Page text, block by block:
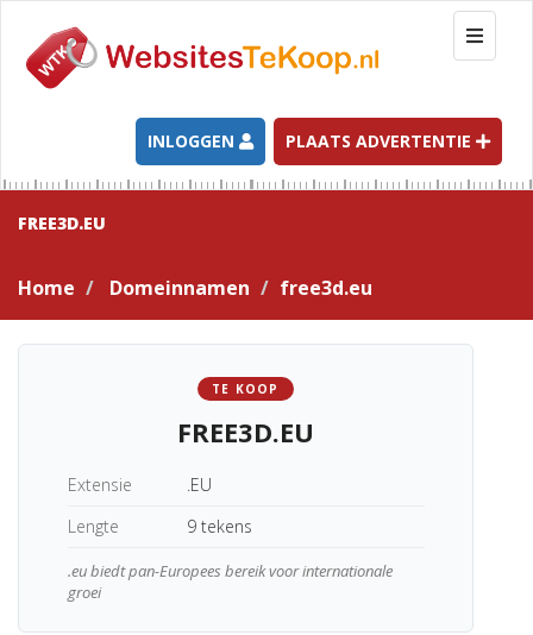
T
o
g
l
e
n
a
t
INLOGGEN PLAATS ADVERTENTIE
FREE3D.EU
Home Domeinnamen free3d.eu
TE KOOP
FREE3D.EU
Extensie
.EU
Lengte
9 tekens
.eu biedt pan-Europees bereik voor internationale
groei